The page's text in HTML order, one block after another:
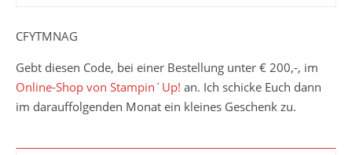
CFYTMNAG
Gebt diesen Code, bei einer Bestellung unter € 200,-, im
Online-Shop von Stampin´Up! an. Ich schicke Euch dann
im darauffolgenden Monat ein kleines Geschenk zu.